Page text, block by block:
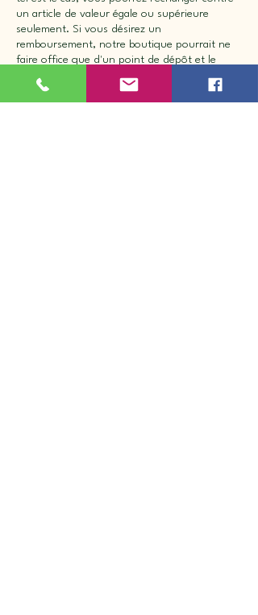
un article de valeur égale ou supérieure
seulement. Si vous désirez un
remboursement, notre boutique pourrait ne
faire office que d'un point de dépôt et le
ultérieurement.